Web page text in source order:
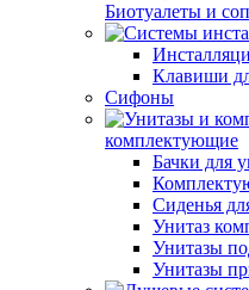
Биотуалеты и
Клавиши
Сифоны
комплектующие
Бачки для
Сиденья
Унитаз
Унитазы
Унитазы